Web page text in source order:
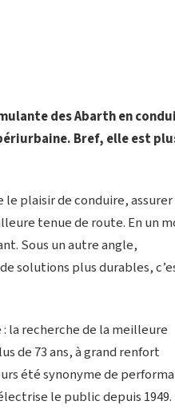
des Abarth en
Bref, elle est
plaisir de conduire, assurer
tenue de route. En un
Sous un autre angle,
solutions plus durables,
la recherche de la meilleure
de 73 ans, à grand renfort
été synonyme de
le public depuis 1949.